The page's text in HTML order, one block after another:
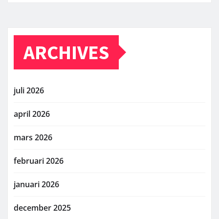
ARCHIVES
juli 2026
april 2026
mars 2026
februari 2026
januari 2026
december 2025